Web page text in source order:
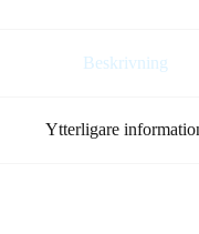
Beskrivning
Ytterligare